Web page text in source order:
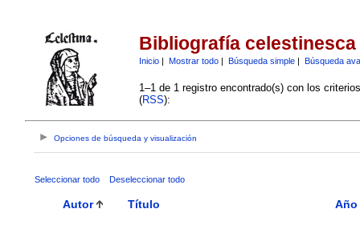
Bibliografía celestinesca
Inicio| Mostrar todo| Búsqueda simple| Búsqueda
1–1 de 1 registro encontrado(s) con los
(RSS):
Opciones de búsqueda y visualización
Seleccionar todo Deseleccionar todo
Autor Título Año